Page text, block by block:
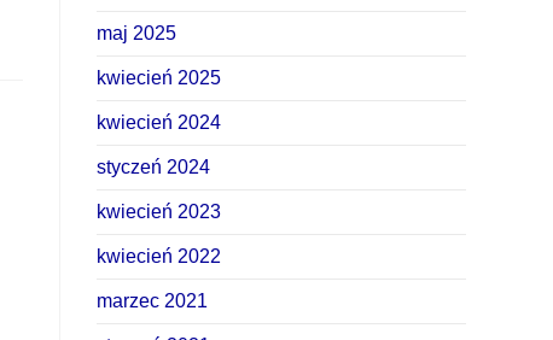
maj 2025
kwiecień 2025
kwiecień 2024
styczeń 2024
kwiecień 2023
kwiecień 2022
marzec 2021